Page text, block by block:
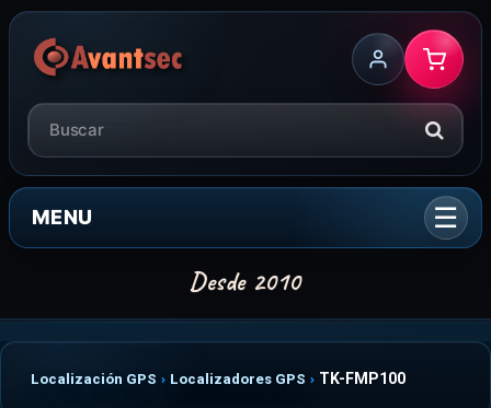
MENU
Localización GPS Localizadores GPS TK-FMP100